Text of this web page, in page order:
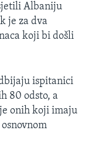
Albaniju
je za dva
koji bi došli
ispitanici
80 odsto, a
onih koji imaju